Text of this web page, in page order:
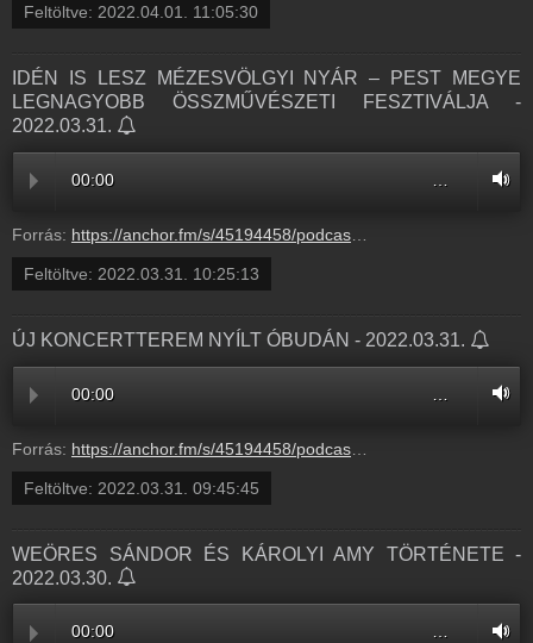
Feltöltve: 2022.04.01. 11:05:30
IDÉN IS LESZ MÉZESVÖLGYI NYÁR – PEST MEGYE
LEGNAGYOBB ÖSSZMŰVÉSZETI FESZTIVÁLJA -
2022.03.31.
00:00
Forrás: https://anchor.fm/s/45194458/podcast/play/49895578/https%3A%2F%2Fd3ctxlq1ktw2nl.cloudfront.net%2Fstaging%2F2022-2-31%2F257048898-44100-2-7c72611cc361a.m4a
Feltöltve: 2022.03.31. 10:25:13
ÚJ KONCERTTEREM NYÍLT ÓBUDÁN - 2022.03.31.
00:00
Forrás: https://anchor.fm/s/45194458/podcast/play/49894700/https%3A%2F%2Fd3ctxlq1ktw2nl.cloudfront.net%2Fstaging%2F2022-2-31%2F257045852-44100-2-114a31feae33d.m4a
Feltöltve: 2022.03.31. 09:45:45
WEÖRES SÁNDOR ÉS KÁROLYI AMY TÖRTÉNETE -
2022.03.30.
00:00 …